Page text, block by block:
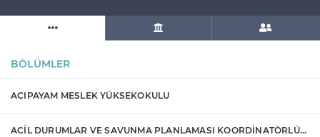
BÖLÜMLER
ACIPAYAM MESLEK YÜKSEKOKULU
ACİL DURUMLAR VE SAVUNMA PLANLAMASI KOORDİNATÖRLÜĞÜ